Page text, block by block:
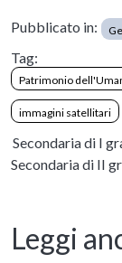
Pubblicato in:
Tag:
Patrimonio
immagini satellitari
Secondaria di I
Secondaria di II
Leggi